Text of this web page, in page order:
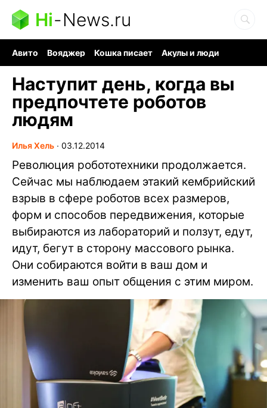
Hi-News.ru
Авито Вояджер Кошка писает
Акулы и люди
Наступит день, когда вы
предпочтете роботов
людям
Илья Хель ∙ 03.12.2014
Революция робототехники продолжается.
Сейчас мы наблюдаем этакий кембрийский
взрыв в сфере роботов всех размеров,
форм и способов передвижения, которые
выбираются из лабораторий и ползут, едут,
идут, бегут в сторону массового рынка.
Они собираются войти в ваш дом и
изменить ваш опыт общения с этим миром.